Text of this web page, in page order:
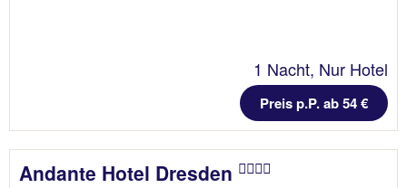
1 Nacht, Nur Hotel
Preis p.P. ab 54 €
Andante Hotel Dresden